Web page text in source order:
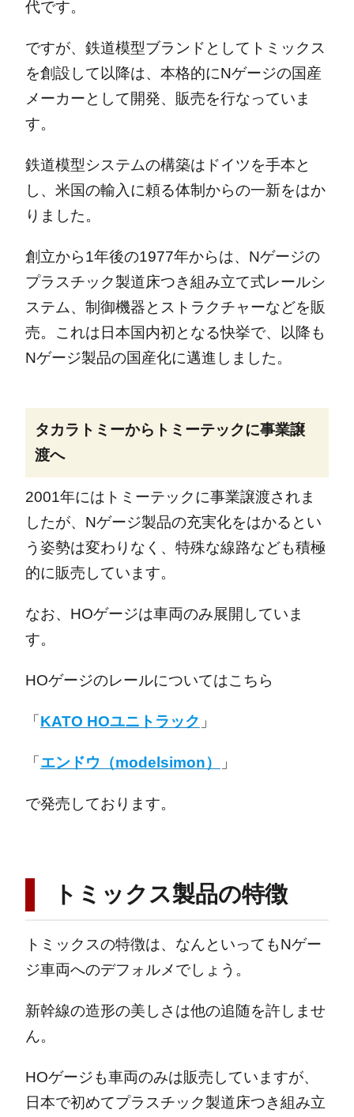
代です。
ですが、鉄道模型ブランドとしてトミックス
を創設して以降は、本格的にNゲージの国産
メーカーとして開発、販売を行なっていま
す。
鉄道模型システムの構築はドイツを手本と
し、米国の輸入に頼る体制からの一新をはか
りました。
創立から1年後の1977年からは、Nゲージの
プラスチック製道床つき組み立て式レールシ
ステム、制御機器とストラクチャーなどを販
売。これは日本国内初となる快挙で、以降も
Nゲージ製品の国産化に邁進しました。
タカラトミーからトミーテックに事業譲
渡へ
2001年にはトミーテックに事業譲渡されま
したが、Nゲージ製品の充実化をはかるとい
う姿勢は変わりなく、特殊な線路なども積極
的に販売しています。
なお、HOゲージは車両のみ展開していま
す。
HOゲージのレールについてはこちら
「 KATO HOユニトラック 」
「 エンドウ（modelsimon） 」
で発売しております。
トミックス製品の特徴
トミックスの特徴は、なんといってもNゲー
ジ車両へのデフォルメでしょう。
新幹線の造形の美しさは他の追随を許しませ
ん。
HOゲージも車両のみは販売していますが、
日本で初めてプラスチック製道床つき組み立